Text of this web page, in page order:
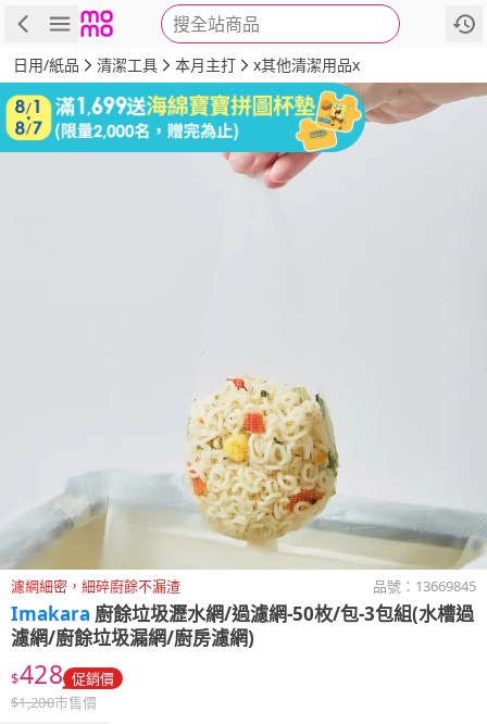
搜全站商品
商品 評價 詳情
日用/紙品 清潔工具 本月主打 x其他清潔用品x
濾網細密，細碎廚餘不漏渣 品號： 13669845
Imakara 廚餘垃圾瀝水網/過濾網-50枚/包-3包組(水槽過
濾網/廚餘垃圾漏網/廚房濾網)
$428 促銷價
$1,200市售價